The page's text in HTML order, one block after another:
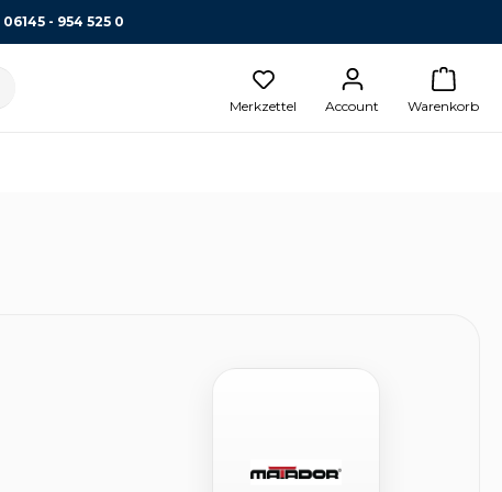
06145 - 954 525 0
Merkzettel Account Warenkorb